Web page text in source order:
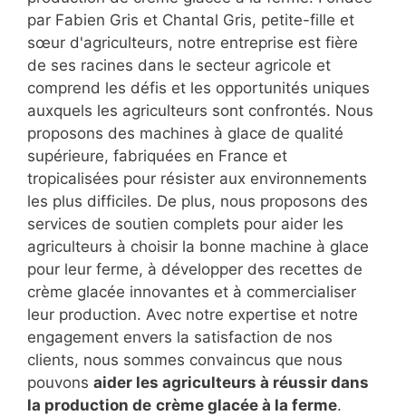
par Fabien Gris et Chantal Gris, petite-fille et
sœur d'agriculteurs, notre entreprise est fière
de ses racines dans le secteur agricole et
comprend les défis et les opportunités uniques
auxquels les agriculteurs sont confrontés. Nous
proposons des machines à glace de qualité
supérieure, fabriquées en France et
tropicalisées pour résister aux environnements
les plus difficiles. De plus, nous proposons des
services de soutien complets pour aider les
agriculteurs à choisir la bonne machine à glace
pour leur ferme, à développer des recettes de
crème glacée innovantes et à commercialiser
leur production. Avec notre expertise et notre
engagement envers la satisfaction de nos
clients, nous sommes convaincus que nous
pouvons aider les agriculteurs à réussir dans
la production de crème glacée à la ferme.